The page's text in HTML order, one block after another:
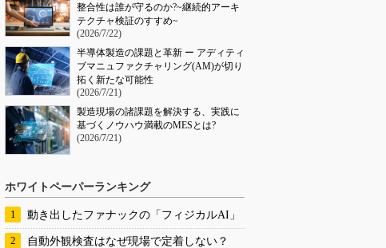
整合性は誰が守るのか?~継続的アーキ
テクチャ検証のすすめ~
(2026/7/22)
半導体製造の課題と革新 ー アディティ
ブマニュファクチャリング(AM)が切り
拓く新たな可能性
(2026/7/21)
製造現場の諸課題を解決する、実践に
基づくノウハウ満載のMESとは?
(2026/7/21)
ホワイトペーパーランキング
動き出したファナックの「フィジカルAI」
自動外観検査はなぜ現場で定着しない？